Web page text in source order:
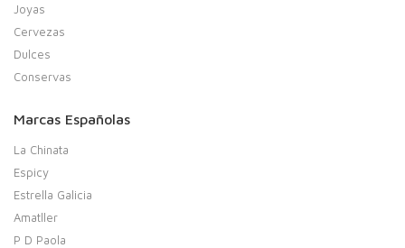
Joyas
Cervezas
Dulces
Conservas
Marcas Españolas
La Chinata
Espicy
Estrella Galicia
Amatller
P D Paola